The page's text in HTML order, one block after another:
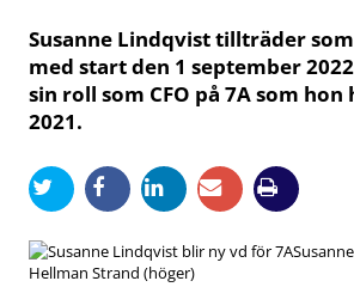
Susanne Lindqvist tillträder
med start den 1 september
sin roll som CFO på 7A som
2021.
Hellman Strand (höger)